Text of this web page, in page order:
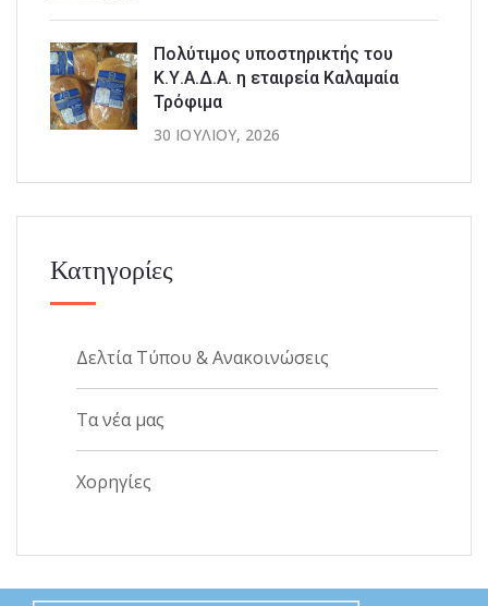
Πολύτιμος υποστηρικτής του
Κ.Υ.Α.Δ.Α. η εταιρεία Καλαμαία
Τρόφιμα
30 ΙΟΥΛΊΟΥ, 2026
Κατηγορίες
Δελτία Τύπου & Ανακοινώσεις
Τα νέα μας
Χορηγίες